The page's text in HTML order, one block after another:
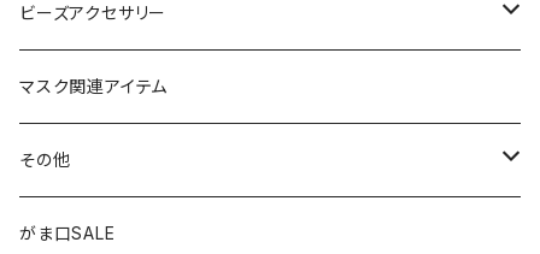
カーアクセサリー
ミニサンキャッチャー
窓用サンキャッチャー
ブックマーカー
コインケース
長財布
ペンケース
通帳ケース
ビーズアクセサリー
チャーム
ストラップ
ペンダント
マスク関連アイテム
その他
アジャスター
がま口SALE